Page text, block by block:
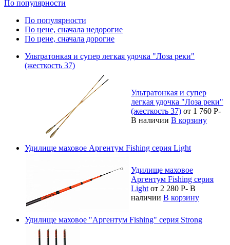
По популярности
По популярности
По цене, сначала недорогие
По цене, сначала дорогие
Ультратонкая и супер легкая удочка "Лоза реки"
(жесткость 37)
Ультратонкая и супер
легкая удочка "Лоза реки"
(жесткость 37) от 1 760 Р-
В наличии В корзину
Удилище маховое Аргентум Fishing серия Light
Удилище маховое
Аргентум Fishing серия
Light от 2 280 Р- В
наличии В корзину
Удилище маховое "Аргентум Fishing" серия Strong